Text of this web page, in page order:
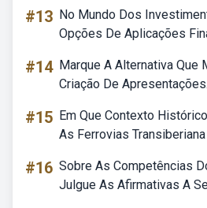
#13 No Mundo Dos
Opções De Aplicações
#14 Marque A Alternativa Que
Criação De Apresentações.
#15 Em Que Contexto
As Ferrovias Transiberiana
#16 Sobre As Competências
Julgue As Afirmativas A